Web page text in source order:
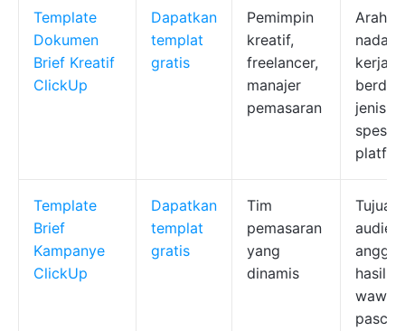
Template
Dokumen
Brief Kreatif
ClickUp
Dapatkan
templat
gratis
Pemimpin
kreatif,
freelancer,
manajer
pemasaran
Arah
nada,
kerja
jenis
Template
Brief
Kampanye
ClickUp
Dapatkan
templat
gratis
Tim
pemasaran
yang
dinamis
Tujuan,
hasil
pasca